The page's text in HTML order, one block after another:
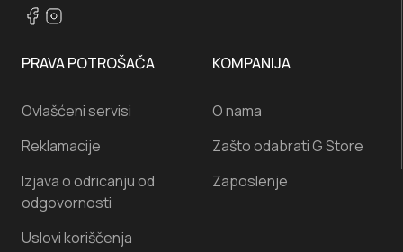
PRAVA POTROŠAČA
Ovlašćeni servisi
Reklamacije
Izjava o odricanju od
odgovornosti
Uslovi koriščenja
KOMPANIJA
O nama
Zašto odabrati G Store
Zaposlenje